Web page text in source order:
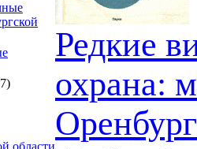
области
Редкие
охрана: